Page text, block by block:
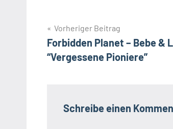
Beitragsnavigation
Vorheriger Beitrag
Forbidden Planet – Bebe &
“Vergessene Pioniere”
Schreibe einen